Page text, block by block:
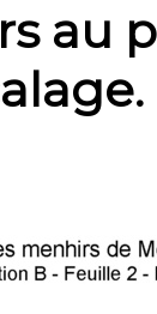
au